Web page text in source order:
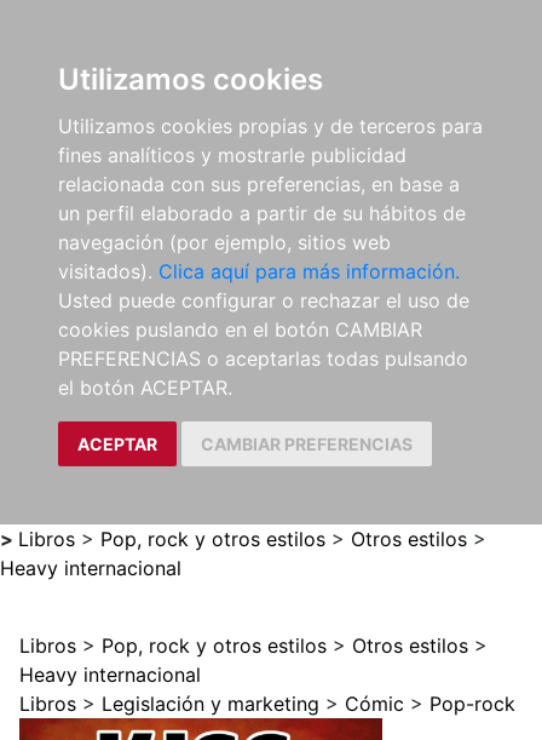
Utilizamos cookies
Utilizamos cookies propias y de terceros para
fines analíticos y mostrarle publicidad
relacionada con sus preferencias, en base a
un perfil elaborado a partir de su hábitos de
navegación (por ejemplo, sitios web
visitados). Clica aquí para más información.
Usted puede configurar o rechazar el uso de
cookies puslando en el botón CAMBIAR
PREFERENCIAS o aceptarlas todas pulsando
el botón ACEPTAR.
ACEPTAR CAMBIAR PREFERENCIAS
> Libros > Pop, rock y otros estilos > Otros estilos >
Heavy internacional
Libros > Pop, rock y otros estilos > Otros estilos >
Heavy internacional
Libros > Legislación y marketing > Cómic > Pop-rock